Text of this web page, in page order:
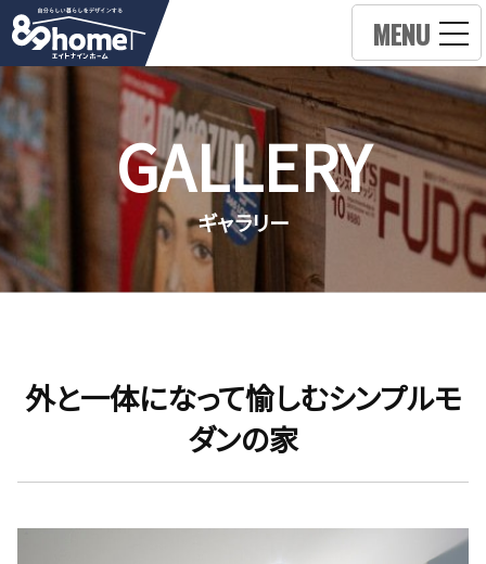
MENU
GALLERY
ギャラリー
外と一体になって愉しむシンプルモ
ダンの家